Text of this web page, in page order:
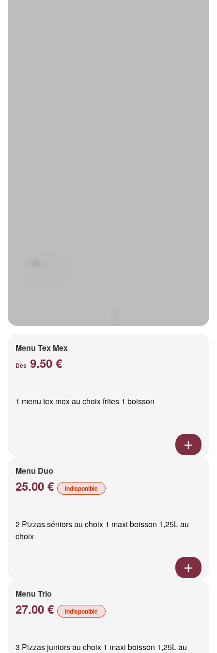
Menu Tex Mex
Dès 9.50 €
1 menu tex mex au choix frites 1 boisson
Menu Duo
25.00 € Indisponible
2 Pizzas séniors au choix 1 maxi boisson 1,25L au
choix
Menu Trio
27.00 € Indisponible
3 Pizzas juniors au choix 1 maxi boisson 1,25L au